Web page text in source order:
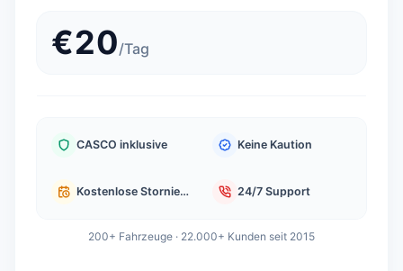
€20/Tag
CASCO inklusive Keine Kaution
Kostenlose Stornierung 24/7 Support
200+ Fahrzeuge · 22.000+ Kunden seit 2015